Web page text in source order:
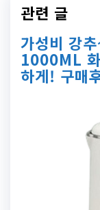
관련 글
가성비 강
1000ML
하게! 구매